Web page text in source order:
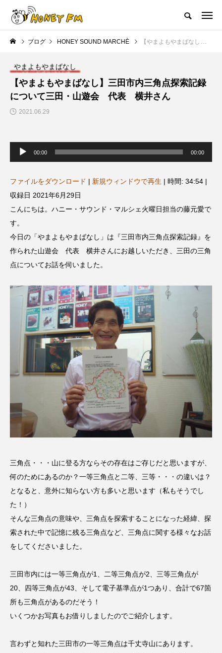
ハニーエフエム｜地域・人にフォーカスし発信するウェブラジオ局
HOME ハニーFMの紹介 後援申請 フリーペーパー プレイ
NEW POST
JAZZ BAR COZY
最終回【JAZZ Bar cozy】3月7
日（木）今回はビル・エヴァン
ス リバーサイド4部作を特集し
ました！
2024.03.07
【マイスイートガーデン】7月
日（火）配信 庭づくりは曲線
ットの山本さん
2026.07.14
TAG LIST
10周年記念 12月号
1975年のケルン・コンサート 1年生
2024年度 2025年 2025年度
2026年度 20周年
3年生 4年生 6年生 6月号 77
7月 accototo BAD GENIUS BL出版
DEPARTURES FACES PLACES globe
HAMNET
HONEY FM IT’S OKAY！ J-POP
JAZZ KADOKAWA
LATE SHIFT Let's 追求 The 牛肉
lets追求the牛肉 LOST LAND
Playground/校庭 ROKKO 森の音ミュージアム
ブログ HONEY SOUND MARCHÈ 【やまよもやまばなし】三田市内三角点探索記録について三田・山遊会 代表 横井さん
やまよもやまばなし
【やまよもやまばなし】三田市内三角点探索記録
について三田・山遊会 代表 横井さん
2021.06.29
ヤ
ー
00:00 00:00
ファイルをダウンロード | 新規ウィンドウで再生 | 時間: 34:54 |
収録日 2021年6月29日
こんにちは。ハニー・サウンド・マルシェ火曜日担当の藤元愛で
す。
今日の「やまよもやまばなし」は『三田市内三角点探索記録』を
作られた山遊会 代表 横井さんにお越しいただき、三田の三角
点についてお話を伺いました。
三角点・・・山に登る方ならその存在はご存じだと思いますが、
何のためにあるのか？一等三角点と二等、三等・・・の違いは？
となると、意外に知らない方も多いと思います（私もそうでし
た！）
そんな三角点の意味や、三角点を探索することになった経緯、探
索された中で記憶に残る三角点など、三角点に関する様々なお話
をしてくださいました。
三田市内には一等三角点が1、二等三角点が2、三等三角点が
20、四等三角点が43、そして電子基準点が1つあり、合計で67箇
所も三角点があるのだそう！
いくつかお写真もお借りしましたのでご紹介します。
言わずと知れた三田市の一等三角点は千丈寺山にあります。